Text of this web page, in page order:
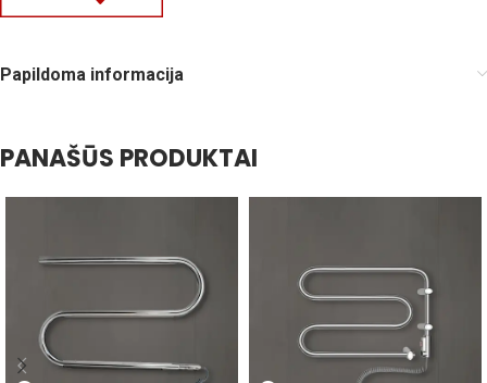
Papildoma informacija
PANAŠŪS PRODUKTAI